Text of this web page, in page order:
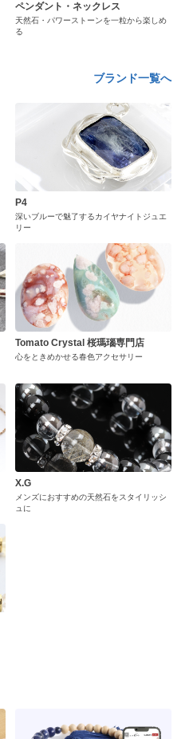
ペンダント・ネックレス
天然石・パワーストーンを一粒から楽しめ
る
ブランド一覧へ
P4
深いブルーで魅了するカイヤナイトジュエ
リー
Tomato Crystal 桜瑪瑙専門店
心をときめかせる春色アクセサリー
X.G
メンズにおすすめの天然石をスタイリッシ
ュに